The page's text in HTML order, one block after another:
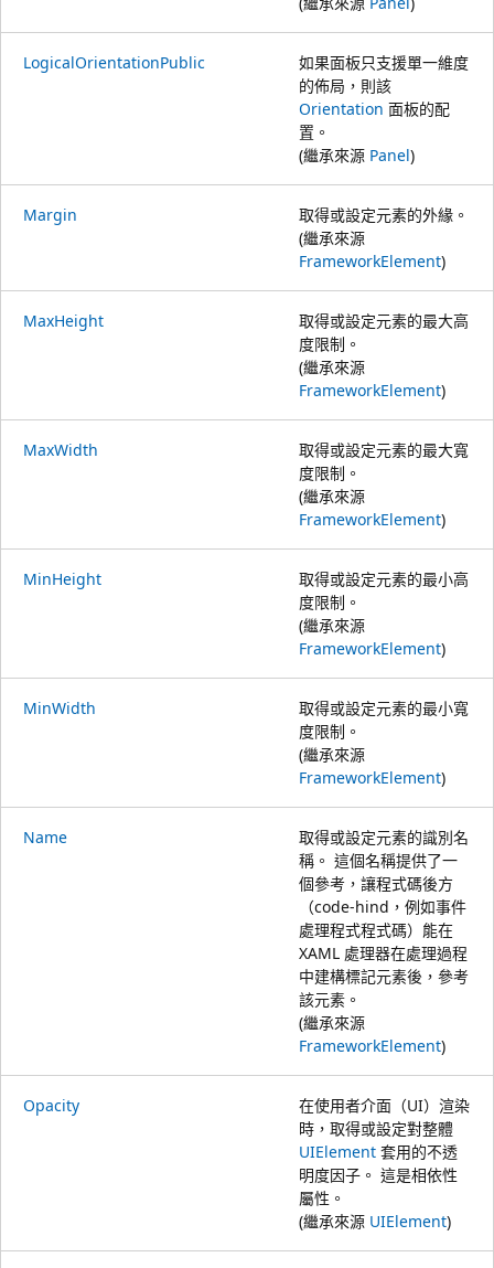
LogicalOrientationPublic
如果面板只支援單一維度
的佈局，則該
Orientation 面板的配
置。
(繼承來源 Panel)
Margin
取得或設定元素的外緣。
(繼承來源
FrameworkElement)
MaxHeight
取得或設定元素的最大高
度限制。
(繼承來源
FrameworkElement)
MaxWidth
取得或設定元素的最大寬
度限制。
(繼承來源
FrameworkElement)
MinHeight
取得或設定元素的最小高
度限制。
(繼承來源
FrameworkElement)
MinWidth
取得或設定元素的最小寬
度限制。
(繼承來源
FrameworkElement)
Name
取得或設定元素的識別名
稱。 這個名稱提供了一
個參考，讓程式碼後方
（code-hind，例如事件
處理程式程式碼）能在
XAML 處理器在處理過程
中建構標記元素後，參考
該元素。
(繼承來源
FrameworkElement)
Opacity
在使用者介面（UI）渲染
時，取得或設定對整體
UIElement 套用的不透
明度因子。 這是相依性
屬性。
(繼承來源 UIElement)